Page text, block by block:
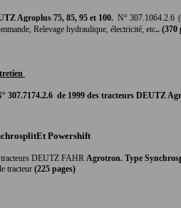
Agroplus 75, 85, 95 et 100. N° 307.1064.2.6 (
Relevage hydraulique, électricité, etc.. (370
307.7174.2.6 de 1999 des tracteurs DEUTZ
Powershift
DEUTZ FAHR Agrotron. Type
tracteur (225 pages)